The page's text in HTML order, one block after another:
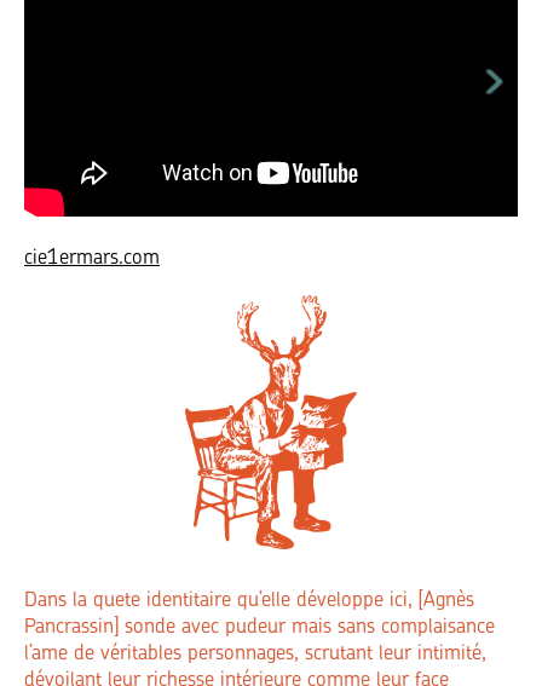
cie1ermars.com
Dans la quete identitaire qu’elle développe ici, [Agnès
Pancrassin] sonde avec pudeur mais sans complaisance
l’ame de véritables personnages, scrutant leur intimité,
dévoilant leur richesse intérieure comme leur face